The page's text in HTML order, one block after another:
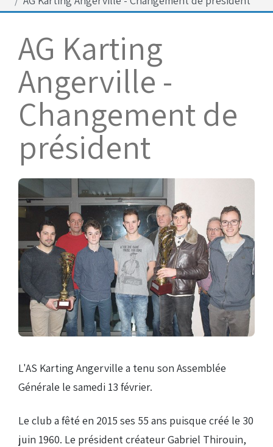
AG Karting
Angerville -
Changement de
président
L'AS Karting Angerville a tenu son Assemblée
Générale le samedi 13 février.
Le club a fêté en 2015 ses 55 ans puisque créé le 30
juin 1960. Le président créateur Gabriel Thirouin,
Bénévoles
Les 50 ans du club
Dons aux associations
Accès au circuit
Chronos et Rapports
Horaires d'ouverture
Equipements Vidéo
Droits de piste
Homologation circuit